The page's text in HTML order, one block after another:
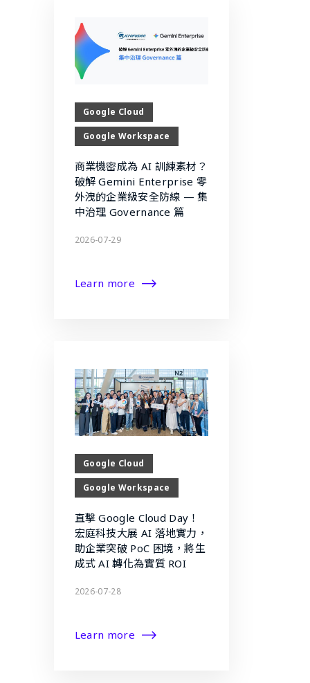
Google Cloud
Google Workspace
商業機密成為 AI 訓練素材？
破解 Gemini Enterprise 零
外洩的企業級安全防線 — 集
中治理 Governance 篇
2026-07-29
Learn more
Google Cloud
Google Workspace
直擊 Google Cloud Day！
宏庭科技大展 AI 落地實力，
助企業突破 PoC 困境，將生
成式 AI 轉化為實質 ROI
2026-07-28
Learn more